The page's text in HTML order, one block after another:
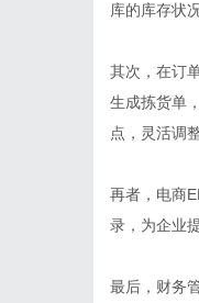
库的库存状
其次，在订
生成拣货单
点，灵活调
再者，电商
录，为企业
最后，财务